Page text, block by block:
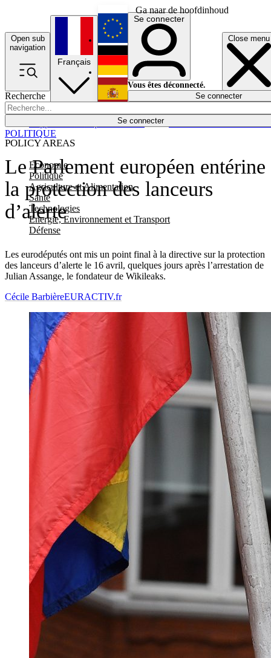
Ga naar de hoofdinhoud
Open sub
navigation
Close menu
Recherche
Se connecter
POLICY AREAS
Economie
Politique
Agriculture et Alimentation
Santé
Technologies
Energie, Environnement et Transport
Défense
Économie
Français
English
Deutsch
Español
Se connecter
Vous êtes déconnecté.
Se connecter
Le Parlement européen entérine
la protection des lanceurs
d’alerte
Les eurodéputés ont mis un point final à la directive sur la protection
des lanceurs d’alerte le 16 avril, quelques jours après l’arrestation de
Julian Assange, le fondateur de Wikileaks.
POLITIQUE
Cécile BarbièreEURACTIV.fr